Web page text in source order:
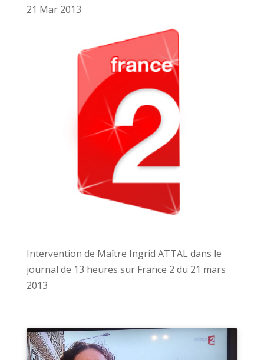
21 Mar 2013
Intervention de Maître Ingrid ATTAL dans le
journal de 13 heures sur France 2 du 21 mars
2013